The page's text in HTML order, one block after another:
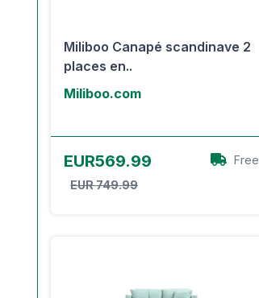
Miliboo Canapé scandinave 2
places en..
Miliboo.com
EUR569.99
EUR 749.99
Free